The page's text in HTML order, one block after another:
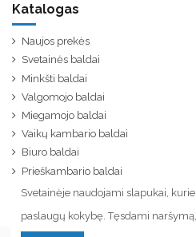
Katalogas
Naujos prekės
Svetainės baldai
Minkšti baldai
Valgomojo baldai
Miegamojo baldai
Vaikų kambario baldai
Biuro baldai
Prieškambario baldai
Svetainėje naudojami slapukai,
paslaugų kokybę. Tęsdami